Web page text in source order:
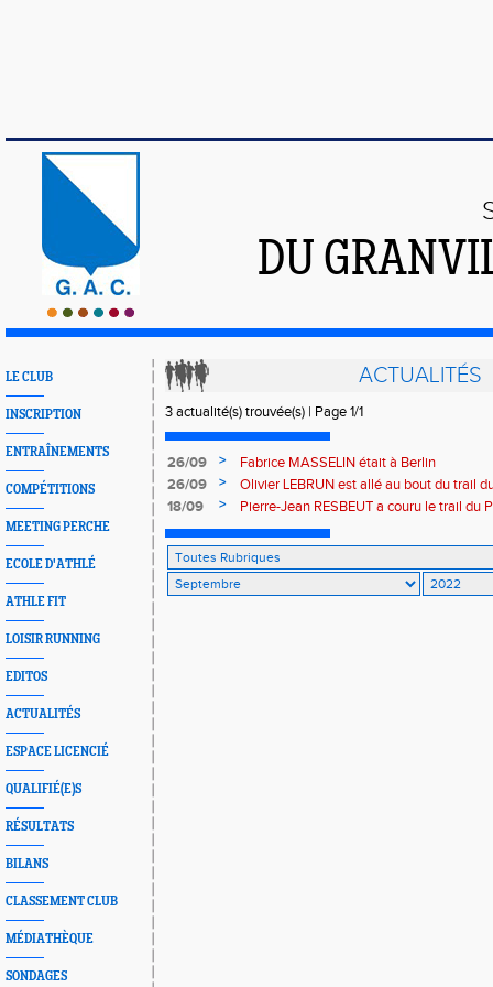
DU
LE CLUB
INSCRIPTION
ENTRAÎNEMENTS
COMPÉTITIONS
MEETING PERCHE
ECOLE D'ATHLÉ
ATHLE FIT
LOISIR RUNNING
EDITOS
ACTUALITÉS
ESPACE LICENCIÉ
QUALIFIÉ(E)S
RÉSULTATS
BILANS
CLASSEMENT CLUB
MÉDIATHÈQUE
SONDAGES
ACTUALITÉS
3 actualité(s) trouvée(s) | Page 1/1
26/09 >
Fabrice MASSELIN était à Berlin
26/09
>
Olivier LEBRUN est allé au bout du trail
18/09
> Pierre-Jean RESBEUT a couru le trail du